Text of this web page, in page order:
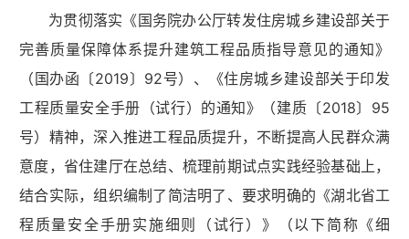
为贯彻落实《国务院办公厅转发住房城乡建设部关于
完善质量保障体系提升建筑工程品质指导意见的通知》
（国办函〔2019〕92号）、《住房城乡建设部关于印发
工程质量安全手册（试行）的通知》（建质〔2018〕95
号）精神，深入推进工程品质提升，不断提高人民群众满
意度，省住建厅在总结、梳理前期试点实践经验基础上，
结合实际，组织编制了简洁明了、要求明确的《湖北省工
程质量安全手册实施细则（试行）》（以下简称《细